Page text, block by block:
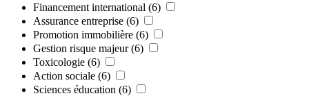
Financement international (6)
Assurance entreprise (6)
Promotion immobilière (6)
Gestion risque majeur (6)
Toxicologie (6)
Action sociale (6)
Sciences éducation (6)